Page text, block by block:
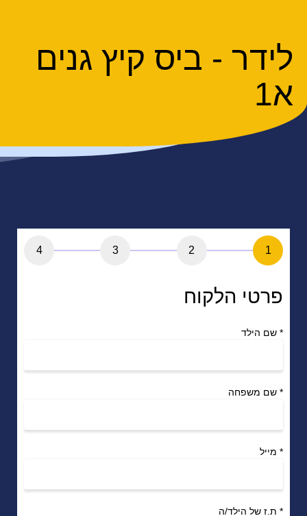
לידר - ביס קיץ גנים
א1
1
2
3
4
פרטי הלקוח
* שם הילד
* שם משפחה
* מייל
* ת.ז של הילד/ה